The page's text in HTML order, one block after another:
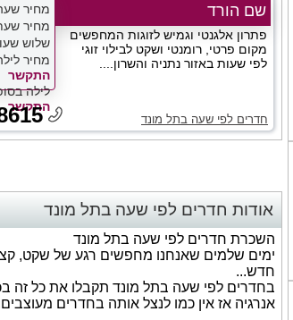
שם הורד
פתרון אלגנטי וגמיש לזוגות המחפשים
מקום פרטי, רומנטי ושקט לבילוי זוגי
לפי שעות באזור נתניה והשרון....
חדרים לפי שעה בתל מונד
מחיר
מחיר
שלוש
מחיר
התקשר
לילה
התקשר
אודות חדרים לפי שעה בתל מונד
השכרת חדרים לפי שעה בתל מונד
ימים שלמים שאנחנו מחפשים רגע של שקט,
חדש...
בחדרים לפי שעה בתל מונד תקבלו את כל זה
אנרגיה אז אין כמו לנצל אותה בחדרים